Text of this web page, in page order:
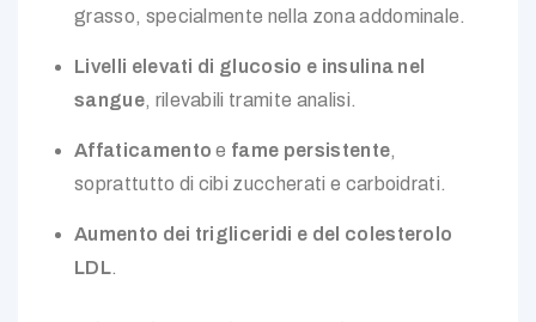
grasso, specialmente nella zona addominale.
Livelli elevati di glucosio e insulina nel
sangue, rilevabili tramite analisi.
Affaticamento e fame persistente,
soprattutto di cibi zuccherati e carboidrati.
Aumento dei trigliceridi e del colesterolo
LDL.